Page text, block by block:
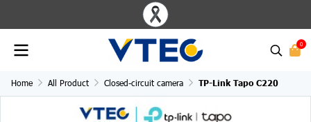
0
Home All Product Closed-circuit camera TP-Link Tapo C220